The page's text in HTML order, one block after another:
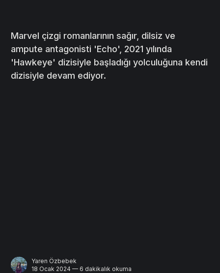
Marvel çizgi romanlarının sağır, dilsiz ve
ampute antagonisti 'Echo', 2021 yılında
'Hawkeye' dizisiyle başladığı yolculuğuna kendi
dizisiyle devam ediyor.
Yaren Özbebek
18 Ocak 2024 — 6 dakikalık okuma